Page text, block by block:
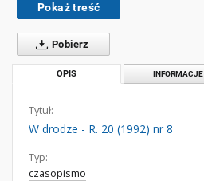
Pokaż treść
Pobierz
OPIS INFORMACJE
Tytuł:
W drodze - R. 20 (1992) nr 8
Typ:
czasopismo